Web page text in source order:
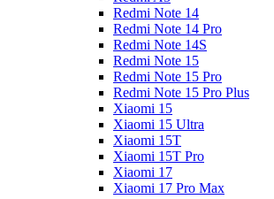
Redmi Note 14
Redmi Note 14 Pro
Redmi Note 14S
Redmi Note 15
Redmi Note 15 Pro
Redmi Note 15 Pro Plus
Xiaomi 15
Xiaomi 15 Ultra
Xiaomi 15T
Xiaomi 15T Pro
Xiaomi 17
Xiaomi 17 Pro Max